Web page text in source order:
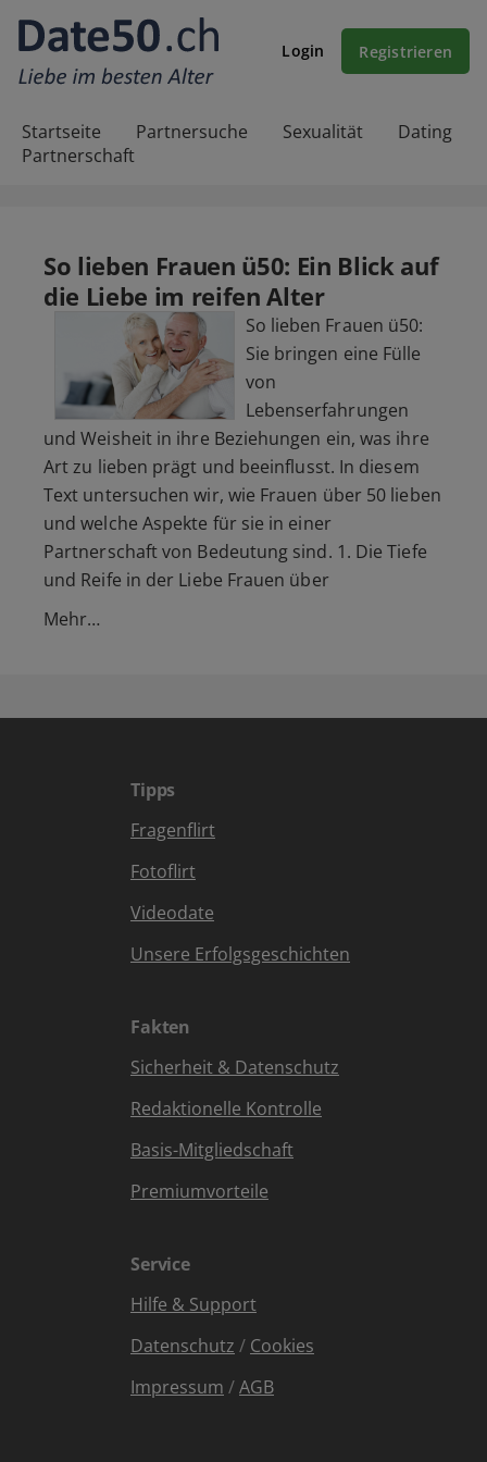
Login Registrieren
Startseite Partnersuche Sexualität
Dating
Partnerschaft
So lieben Frauen ü50: Ein Blick auf
die Liebe im reifen Alter
So lieben Frauen ü50:
Sie bringen eine Fülle
von
Lebenserfahrungen
und Weisheit in ihre Beziehungen ein, was ihre
Art zu lieben prägt und beeinflusst. In diesem
Text untersuchen wir, wie Frauen über 50 lieben
und welche Aspekte für sie in einer
Partnerschaft von Bedeutung sind. 1. Die Tiefe
und Reife in der Liebe Frauen über
Mehr…
Tipps
Fragenflirt
Fotoflirt
Videodate
Unsere Erfolgsgeschichten
Fakten
Sicherheit & Datenschutz
Redaktionelle Kontrolle
Basis-Mitgliedschaft
Premiumvorteile
Service
Hilfe & Support
Datenschutz / Cookies
Impressum /AGB